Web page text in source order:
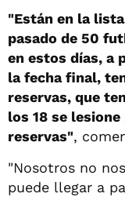
"Están en la
pasado de 50
en estos días, a
la fecha final,
reservas, que
los 18 se
reservas",
"Nosotros no
puede llegar a